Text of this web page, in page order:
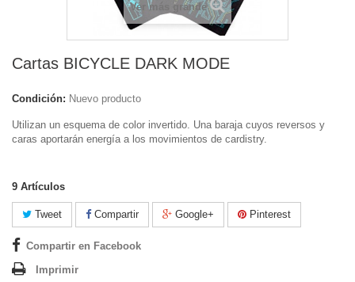
Ver más grande
Cartas BICYCLE DARK MODE
Condición: Nuevo producto
Utilizan un esquema de color invertido. Una baraja cuyos reversos y
caras aportarán energía a los movimientos de cardistry.
9 Artículos
Tweet Compartir Google+ Pinterest
Compartir en Facebook
Imprimir